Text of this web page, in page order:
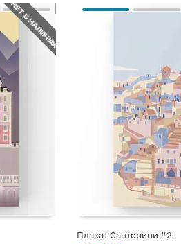
НЕТ В НАЛИЧИИ
Плакат Санторини #2